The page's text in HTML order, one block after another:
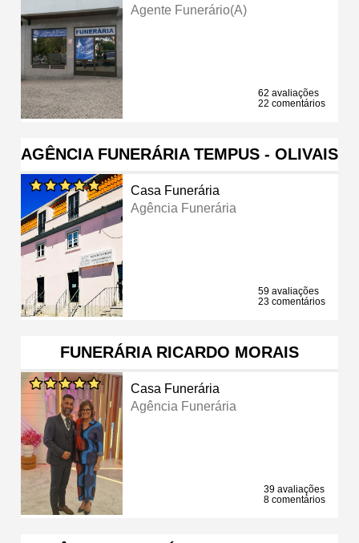
Agente Funerário(a)
62 avaliações
22 comentários
AGÊNCIA FUNERÁRIA TEMPUS - OLIVAIS
Casa Funerária
Agência Funerária
59 avaliações
23 comentários
FUNERÁRIA RICARDO MORAIS
Casa Funerária
Agência Funerária
39 avaliações
8 comentários